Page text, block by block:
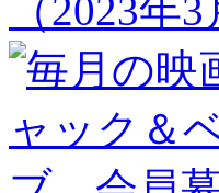
（2023年